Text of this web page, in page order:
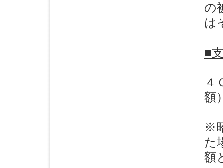
の
は
■
４
額
※
た
額